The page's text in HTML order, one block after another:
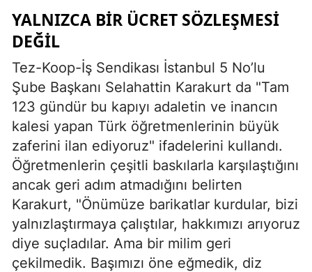
YALNIZCA BIR ÜCRET SÖZLEŞMESI
DEĞIL
Tez-Koop-İş Sendikası İstanbul 5 No’lu
Şube Başkanı Selahattin Karakurt da "Tam
123 gündür bu kapıyı adaletin ve inancın
kalesi yapan Türk öğretmenlerinin büyük
zaferini ilan ediyoruz" ifadelerini kullandı.
Öğretmenlerin çeşitli baskılarla karşılaştığını
ancak geri adım atmadığını belirten
Karakurt, "Önümüze barikatlar kurdular, bizi
yalnızlaştırmaya çalıştılar, hakkımızı arıyoruz
diye suçladılar. Ama bir milim geri
çekilmedik. Başımızı öne eğmedik, diz